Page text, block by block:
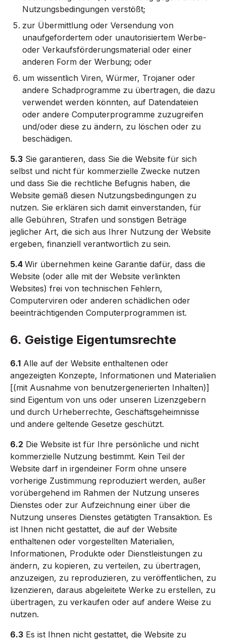
Nutzungsbedingungen verstößt;
zur Übermittlung oder Versendung von
unaufgefordertem oder unautorisiertem Werbe-
oder Verkaufsförderungsmaterial oder einer
anderen Form der Werbung; oder
um wissentlich Viren, Würmer, Trojaner oder
andere Schadprogramme zu übertragen, die dazu
verwendet werden könnten, auf Datendateien
oder andere Computerprogramme zuzugreifen
und/oder diese zu ändern, zu löschen oder zu
beschädigen.
5.3 Sie garantieren, dass Sie die Website für sich
selbst und nicht für kommerzielle Zwecke nutzen
und dass Sie die rechtliche Befugnis haben, die
Website gemäß diesen Nutzungsbedingungen zu
nutzen. Sie erklären sich damit einverstanden, für
alle Gebühren, Strafen und sonstigen Beträge
jeglicher Art, die sich aus Ihrer Nutzung der Website
ergeben, finanziell verantwortlich zu sein.
5.4 Wir übernehmen keine Garantie dafür, dass die
Website (oder alle mit der Website verlinkten
Websites) frei von technischen Fehlern,
Computerviren oder anderen schädlichen oder
beeinträchtigenden Computerprogrammen ist.
6. Geistige Eigentumsrechte
6.1 Alle auf der Website enthaltenen oder
angezeigten Konzepte, Informationen und Materialien
[(mit Ausnahme von benutzergenerierten Inhalten)]
sind Eigentum von uns oder unseren Lizenzgebern
und durch Urheberrechte, Geschäftsgeheimnisse
und andere geltende Gesetze geschützt.
6.2 Die Website ist für Ihre persönliche und nicht
kommerzielle Nutzung bestimmt. Kein Teil der
Website darf in irgendeiner Form ohne unsere
vorherige Zustimmung reproduziert werden, außer
vorübergehend im Rahmen der Nutzung unseres
Dienstes oder zur Aufzeichnung einer über die
Nutzung unseres Dienstes getätigten Transaktion. Es
ist Ihnen nicht gestattet, die auf der Website
enthaltenen oder vorgestellten Materialien,
Informationen, Produkte oder Dienstleistungen zu
ändern, zu kopieren, zu verteilen, zu übertragen,
anzuzeigen, zu reproduzieren, zu veröffentlichen, zu
lizenzieren, daraus abgeleitete Werke zu erstellen, zu
übertragen, zu verkaufen oder auf andere Weise zu
nutzen.
6.3 Es ist Ihnen nicht gestattet, die Website zu